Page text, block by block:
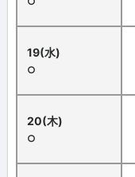
19(水)
○
20(木)
○